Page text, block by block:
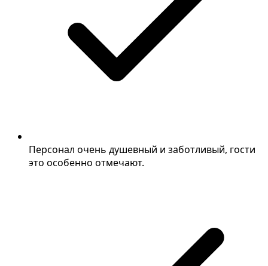
Персонал очень душевный и заботливый, гости
это особенно отмечают.